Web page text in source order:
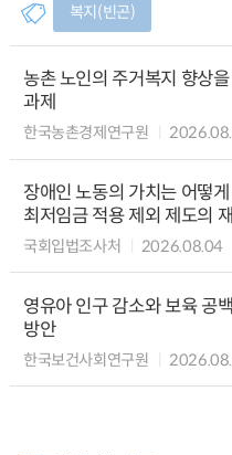
복지(빈곤)
농촌 노인의 주거복지 향상
과제
한국농촌경제연구원
장애인 노동의 가치는 어떻
최저임금 적용 제외 제도의
국회입법조사처 2026.08.04
영유아 인구 감소와 보육 공
방안
한국보건사회연구원